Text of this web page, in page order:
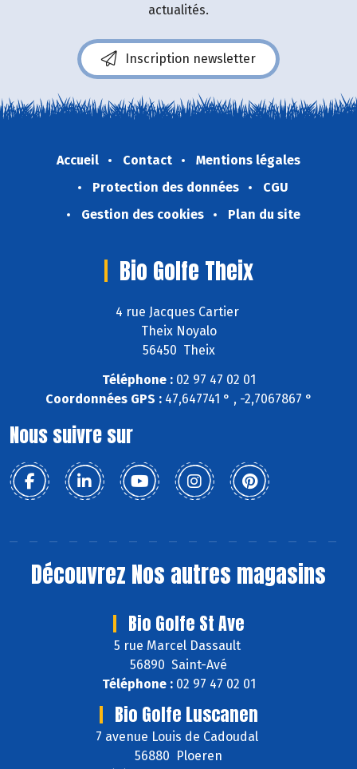
actualités.
Inscription newsletter
Accueil Contact
Mentions légales
Protection des données
CGU
Gestion des cookies
Plan du site
Bio Golfe Theix
4 rue Jacques Cartier
Theix Noyalo
56450 Theix
Téléphone :02 97 47 02 01
Coordonnées GPS :47,647741 ° , -2,7067867 °
Nous suivre sur
Découvrez Nos autres magasins
Bio Golfe St Ave
5 rue Marcel Dassault
56890 Saint-Avé
Téléphone :02 97 47 02 01
Bio Golfe Luscanen
7 avenue Louis de Cadoudal
56880 Ploeren